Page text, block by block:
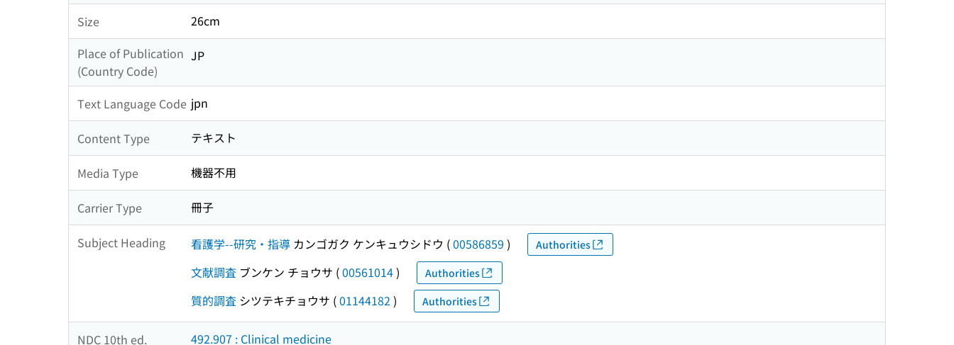
Size
26cm
Place of Publication
(Country Code)
JP
Text Language Code jpn
Content Type テキスト
Media Type 機器不用
Carrier Type 冊子
Subject Heading 看護学--研究・指導 カンゴガク ケンキュウシドウ (00586859 ) Authorities
文献調査 ブンケン チョウサ (00561014) Authorities
質的調査 シツテキチョウサ (01144182 ) Authorities
NDC 10th ed. 492.907 : Clinical medicine